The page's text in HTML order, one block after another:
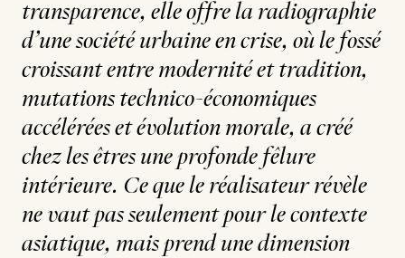
transparence, elle offre la radiographie
d’une société urbaine en crise, où le fossé
croissant entre modernité et tradition,
mutations technico-économiques
accélérées et évolution morale, a créé
chez les êtres une profonde fêlure
intérieure. Ce que le réalisateur révèle
ne vaut pas seulement pour le contexte
asiatique, mais prend une dimension